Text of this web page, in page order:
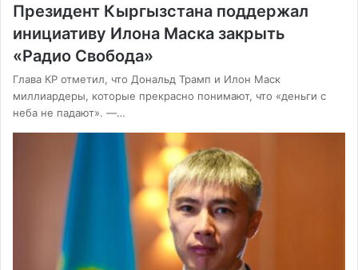
Президент Кыргызстана поддержал
инициативу Илона Маска закрыть
«Радио Свобода»
Глава КР отметил, что Дональд Трамп и Илон Маск
миллиардеры, которые прекрасно понимают, что «деньги с
неба не падают». —…